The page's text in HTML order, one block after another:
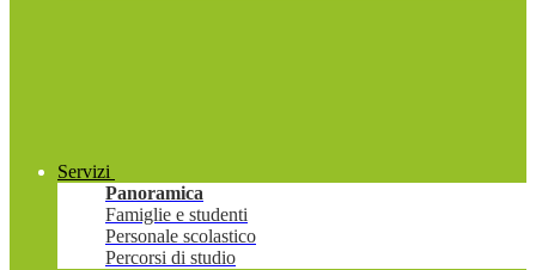
Servizi
Panoramica
Famiglie e studenti
Personale scolastico
Percorsi di studio